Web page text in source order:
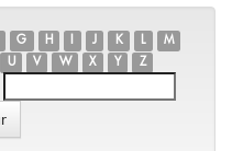
G H J K L
M
U V W X Y Z